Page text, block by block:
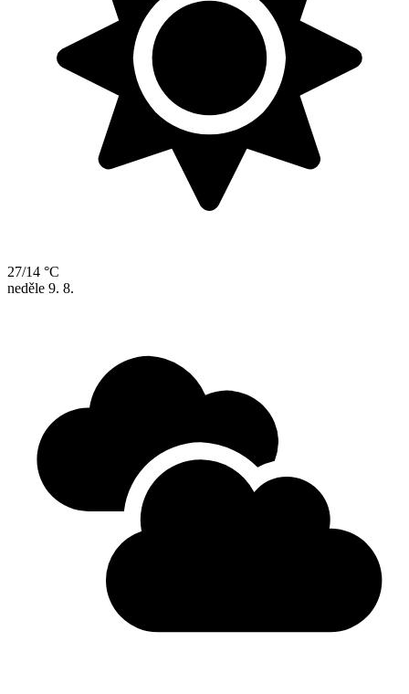
27/14 °C
neděle 9. 8.